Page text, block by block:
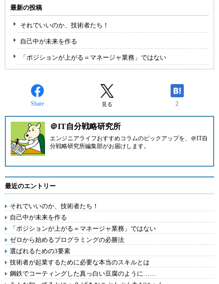
最新の投稿
それでいいのか、技術者たち！
自己中が未来を作る
「ポジションが上がる＝マネージャ業務」ではない
Share 見る 2
＠IT自分戦略研究所
エンジニアライフおすすめコラムのピックアップを、 ＠IT自
分戦略研究所編集部がお届けします。
最近のエントリー
それでいいのか、技術者たち！
自己中が未来を作る
「ポジションが上がる＝マネージャ業務」ではない
ゼロから始めるプログラミングの必勝法
選ばれるための3要素
技術者が起業するために必要な本当のスキルとは
鋼鉄でコーティングした真っ白い豆腐のように……